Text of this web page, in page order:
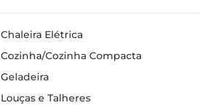
Chaleira Elétrica
Cozinha/Cozinha Compacta
Geladeira
Louças e Talheres